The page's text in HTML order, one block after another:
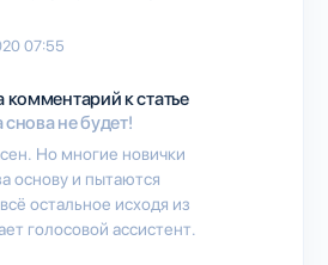
07:55
комментарий к статье
не будет!
Но многие новички
основу и пытаются
остальное исходя из
голосовой ассистент.